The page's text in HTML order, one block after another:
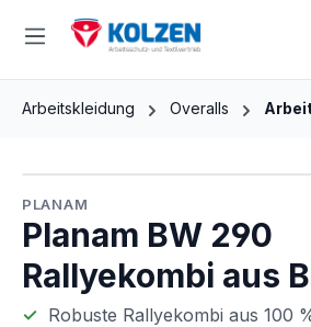
Zum Hauptinhalt springen
Arbeitskleidung Overalls
PLANAM
Planam BW 290
Rallyekombi aus
Robuste Rallyekombi aus 100